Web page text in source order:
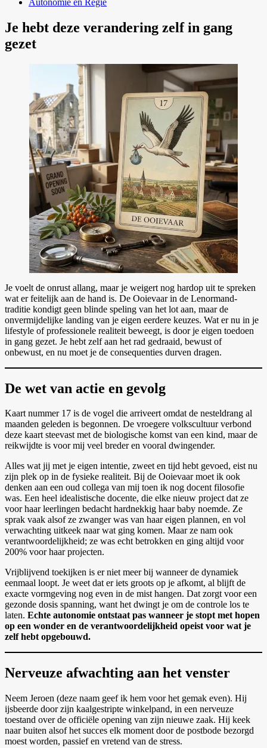
Je hebt deze verandering zelf in gang
gezet
Je voelt de onrust allang, maar je weigert nog hardop uit te spreken
wat er feitelijk aan de hand is. De Ooievaar in de Lenormand-
traditie kondigt geen blinde speling van het lot aan, maar de
onvermijdelijke landing van je eigen eerdere keuzes. Wat er nu in je
lifestyle of professionele realiteit beweegt, is door je eigen toedoen
in gang gezet. Je hebt zelf aan het rad gedraaid, bewust of
onbewust, en nu moet je de consequenties durven dragen.
De wet van actie en gevolg
Kaart nummer 17 is de vogel die arriveert omdat de nesteldrang al
maanden geleden is begonnen. De vroegere volkscultuur verbond
deze kaart steevast met de biologische komst van een kind, maar de
reikwijdte is voor mij veel breder en vooral dwingender.
Alles wat jij met je eigen intentie, zweet en tijd hebt gevoed, eist nu
zijn plek op in de fysieke realiteit. Bij de Ooievaar moet ik ook
denken aan een oud collega van mij toen ik nog docent filosofie
was. Een heel idealistische docente, die elke nieuw project dat ze
voor haar leerlingen bedacht hardnekkig haar baby noemde. Ze
sprak vaak alsof ze zwanger was van haar eigen plannen, en vol
verwachting uitkeek naar wat ging komen. Maar ze nam ook
verantwoordelijkheid; ze was echt betrokken en ging altijd voor
200% voor haar projecten.
Vrijblijvend toekijken is er niet meer bij wanneer de dynamiek
eenmaal loopt. Je weet dat er iets groots op je afkomt, al blijft de
exacte vormgeving nog even in de mist hangen. Dat zorgt voor een
gezonde dosis spanning, want het dwingt je om de controle los te
laten. Echte autonomie ontstaat pas wanneer je stopt met hopen
op een wonder en de verantwoordelijkheid opeist voor wat je
zelf hebt opgebouwd.
Nerveuze afwachting aan het venster
Neem Jeroen (deze naam geef ik hem voor het gemak even). Hij
ijsbeerde door zijn kaalgestripte winkelpand, in een nerveuze
toestand over de officiële opening van zijn nieuwe zaak. Hij keek
naar buiten alsof het succes elk moment door de postbode bezorgd
moest worden, passief en vretend van de stress.